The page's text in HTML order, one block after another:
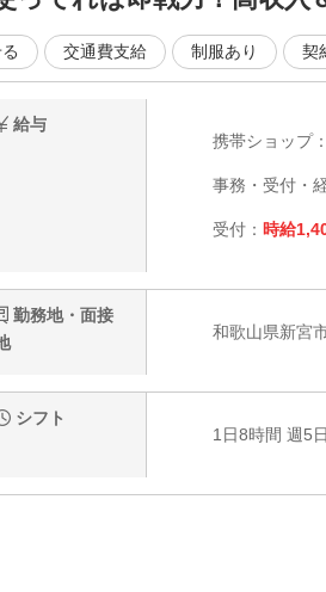
交通費支給 制服あり 契
給与
携帯ショップ：
事務・受付・
受付： 時給
勤務地・面接
和歌山県新宮
シフト
1日8時間 週5